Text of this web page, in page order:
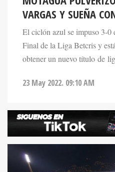
VARGAS Y SUEÑA
El ciclón azul se impuso 3-
Final de la Liga Betcris y
obtener un nuevo título de
23 May 2022. 09:10 AM